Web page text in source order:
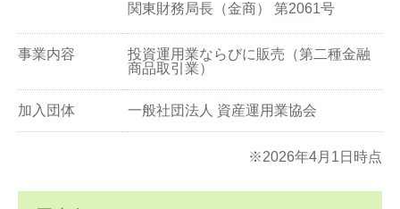
関東財務局長（金商） 第2061号
事業内容
投資運用業ならびに販売（第二種金融
商品取引業）
加入団体 一般社団法人 資産運用業協会
※2026年4月1日時点